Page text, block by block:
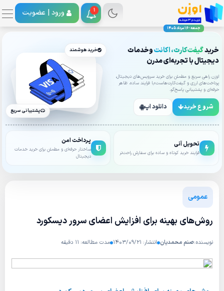
جمعه - 16 مرداد 1405
1 ورود | عضویت
خریدگیفت‌کارت، اکانتوخدمات
دیجیتال با تجربه‌ای مدرن
اوزن راهی سریع و مطمئن برای خرید سرویس‌های دیجیتال،
پرداخت‌های ارزی و گیفت‌کارت‌هاست؛با فرایند ساده، ظاهر
حرفه‌ای و پشتیبانی پاسخ‌گو.
شروع خرید دانلود اپ
خرید هوشمند
پشتیبانی سریع
تحویل آنی
فرایند خرید کوتاه و ساده برای سفارش راحت‌تر
پرداخت امن
ساختار حرفه‌ای و مطمئن برای خرید خدمات
دیجیتال
عمومی
روش‌های بهینه برای افزایش اعضای سرور دیسکورد
نویسنده:صنم محمدیان انتشار: ۱۴۰۳/۰۹/۲۱ مدت مطالعه: ۱۱ دقیقه